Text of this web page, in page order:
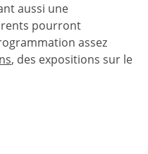
aussi une
pourront
assez
, des expositions sur le